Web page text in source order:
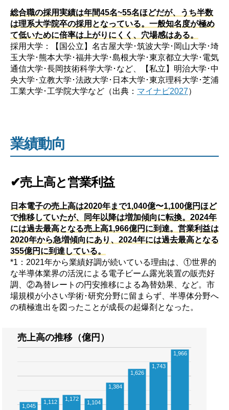
総合職の採用実績は年間45名~55名ほどだが、うち半数
は理系大学院卒の採用となっている。一般知名度が極め
て低いために倍率は上がりにくく、穴場感はある。
採用大学：【国公立】名古屋大学･筑波大学･岡山大学･埼
玉大学･熊本大学･福井大学･島根大学･東京都立大学･電気
通信大学･長岡技術科学大学･など、【私立】明治大学･中
央大学･立教大学･法政大学･日本大学･東京理科大学･芝浦
工業大学･工学院大学など（出典： マイナビ2027）
業績動向
✔売上高と営業利益
日本電子の売上高は2020年まで1,040億〜1,100億円ほど
で推移していたが、同年以降は増加傾向に転換。2024年
には過去最高となる売上高1,966億円に到達。営業利益は
2020年から急増傾向にあり、2024年には過去最高となる
355億円に到達している。
*1：2021年から業績好調が続いている理由は、①世界的
な半導体業界の活況による電子ビーム露光装置の販売好
調、②為替レートの円安推移による為替効果、など。市
場規模が小さい学術･研究分野に留まらず、半導体分野へ
の積極進出を図ったことが成長の起爆剤となった。
売上高の推移（億円）
1,045
1,112 1,172
1,104
1,384
1,626
1,743
1,966